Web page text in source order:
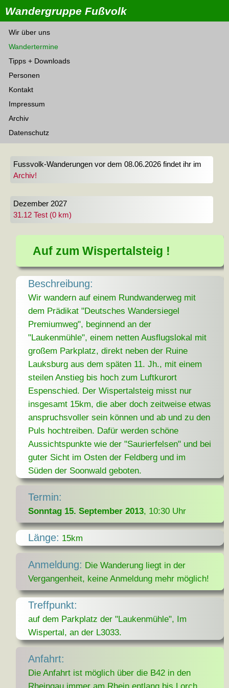
Wandergruppe Fußvolk
Wir über uns
Wandertermine
Tipps + Downloads
Personen
Kontakt
Impressum
Archiv
Datenschutz
Fussvolk-Wanderungen vor dem 08.06.2026 findet ihr im
Archiv!
Dezember 2027
31.12 Test (0 km)
Auf zum Wispertalsteig !
Beschreibung:
Wir wandern auf einem Rundwanderweg mit
dem Prädikat "Deutsches Wandersiegel
Premiumweg", beginnend an der
"Laukenmühle", einem netten Ausflugslokal mit
großem Parkplatz, direkt neben der Ruine
Lauksburg aus dem späten 11. Jh., mit einem
steilen Anstieg bis hoch zum Luftkurort
Espenschied. Der Wispertalsteig misst nur
insgesamt 15km, die aber doch zeitweise etwas
anspruchsvoller sein können und ab und zu den
Puls hochtreiben. Dafür werden schöne
Aussichtspunkte wie der "Saurierfelsen" und bei
guter Sicht im Osten der Feldberg und im
Süden der Soonwald geboten.
Termin:
Sonntag 15. September 2013, 10:30 Uhr
Länge: 15km
Anmeldung: Die Wanderung liegt in der
Vergangenheit, keine Anmeldung mehr möglich!
Treffpunkt:
auf dem Parkplatz der "Laukenmühle", Im
Wispertal, an der L3033.
Anfahrt:
Die Anfahrt ist möglich über die B42 in den
Rheingau immer am Rhein entlang bis Lorch